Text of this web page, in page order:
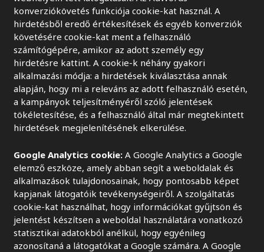
konverziókövetés funkciója cookie-kat használ. A
hirdetésből eredő értékesítések és egyéb konverziók
követésére cookie-kat ment a felhasználó
számítógépére, amikor az adott személy egy
hirdetésre kattint. A cookie-k néhány gyakori
alkalmazási módja: a hirdetések kiválasztása annak
alapján, hogy mi a releváns az adott felhasználó esetén,
a kampányok teljesítményéről szóló jelentések
tökéletesítése, és a felhasználó által már megtekintett
hirdetések megjelenítésének elkerülése.
Google Analytics cookie: A Google Analytics a Google
elemző eszköze, amely abban segít a weboldalak és
alkalmazások tulajdonosainak, hogy pontosabb képet
kapjanak látogatóik tevékenységeiről. A szolgáltatás
cookie-kat használhat, hogy információkat gyűjtsön és
jelentést készítsen a weboldal használatára vonatkozó
statisztikai adatokból anélkül, hogy egyénileg
azonosítaná a látogatókat a Google számára. A Google